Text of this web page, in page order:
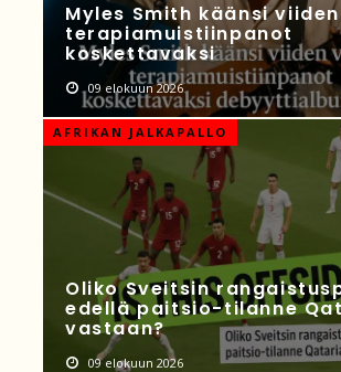
Myles Smith käänsi
terapiamuistiinpanot
koskettavaksi
09 elokuun 2026
AFRIKAN JALKAPALLO
Oliko Sveitsin
edellä paitsio-tilanne
vastaan?
09 elokuun 2026